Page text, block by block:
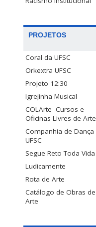
PROJETOS
Coral da UFSC
Orkextra UFSC
Projeto 12:30
Igrejinha Musical
COLArte -Cursos e
Oficinas Livres de Arte
Companhia de Dança
UFSC
Segue Reto Toda Vida
Ludicamente
Rota de Arte
Catálogo de Obras de
Arte